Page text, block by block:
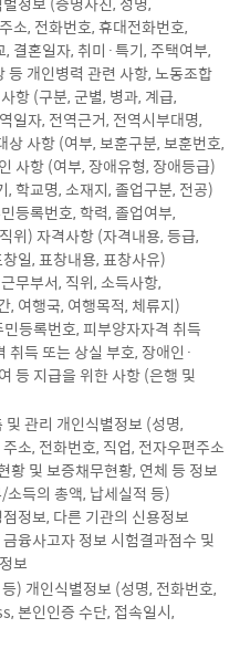
소, 전화번호, 휴대전화번호,
결혼일자, 취미·특기, 주택여부,
개인병력 관련 사항, 노동조합
항 (구분, 군별, 병과, 계급,
일자, 전역근거, 전역시부대명,
사항 (여부, 보훈구분, 보훈번호,
사항 (여부, 장애유형, 장애등급)
학교명, 소재지, 졸업구분, 전공)
등록번호, 학력, 졸업여부,
위) 자격사항 (자격내용, 등급,
일, 표창내용, 표창사유)
무부서, 직위, 소득사항,
, 여행국, 여행목적, 체류지)
등록번호, 피부양자자격 취득
취득 또는 상실 부호, 장애인·
등 지급을 위한 사항 (은행 및
관리 개인식별정보 (성명,
소, 전화번호, 직업, 전자우편주소
황 및 보증채무현황, 연체 등 정보
득의 총액, 납세실적 등)
정보, 다른 기관의 신용정보
융사고자 정보 시험결과점수 및
보
) 개인식별정보 (성명, 전화번호,
본인인증 수단, 접속일시,